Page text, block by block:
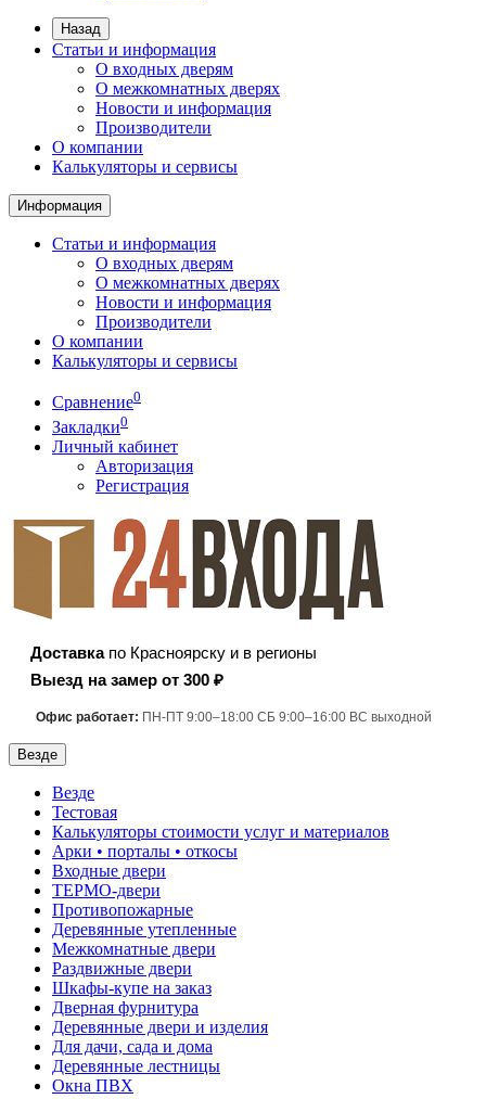
Назад
Статьи и информация
О входных дверям
О межкомнатных дверях
Новости и информация
Производители
О компании
Калькуляторы и сервисы
Информация
Статьи и информация
О входных дверям
О межкомнатных дверях
Новости и информация
Производители
О компании
Калькуляторы и сервисы
Сравнение0
Закладки0
Личный кабинет
Авторизация
Регистрация
Доставкапо Красноярску и в регионы
Выезд на замер от 300 ₽
Офис работает: ПН-ПТ 9:00–18:00 СБ 9:00–16:00 ВС выходной
Везде
Везде
Тестовая
Калькуляторы стоимости услуг и материалов
Арки • порталы • откосы
Входные двери
ТЕРМО-двери
Противопожарные
Деревянные утепленные
Межкомнатные двери
Раздвижные двери
Шкафы-купе на заказ
Дверная фурнитура
Деревянные двери и изделия
Для дачи, сада и дома
Деревянные лестницы
Окна ПВХ